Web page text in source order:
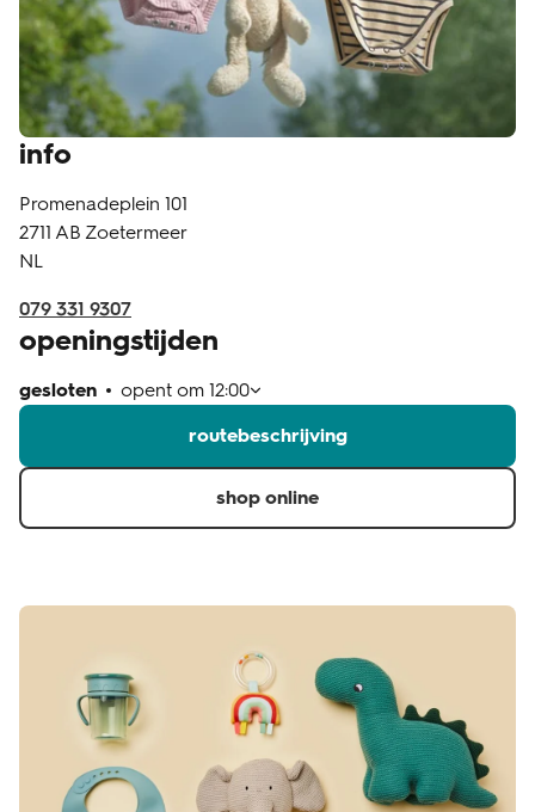
klantenservice
info
Promenadeplein 101
2711 AB Zoetermeer
NL
079 331 9307
openingstijden
gesloten opent om 12:00
routebeschrijving
shop online